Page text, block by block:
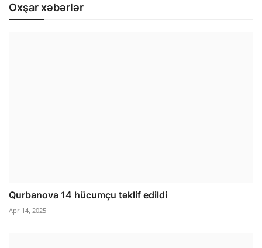
Oxşar xəbərlər
Qurbanova 14 hücumçu təklif edildi
Apr 14, 2025